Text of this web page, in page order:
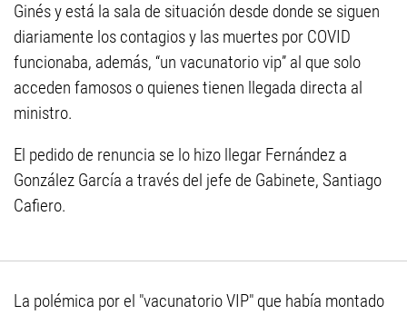
Ginés y está la sala de situación desde donde se siguen
diariamente los contagios y las muertes por COVID
funcionaba, además, “un vacunatorio vip” al que solo
acceden famosos o quienes tienen llegada directa al
ministro.
El pedido de renuncia se lo hizo llegar Fernández a
González García a través del jefe de Gabinete, Santiago
Cafiero.
La polémica por el "vacunatorio VIP" que había montado